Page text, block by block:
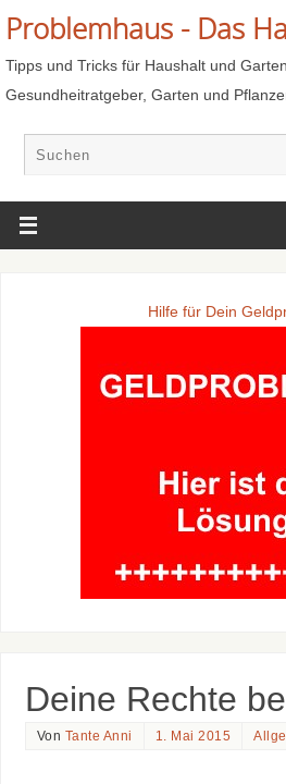
Problemhaus - Das
Tipps und Tricks für Haushalt und
Gesundheitratgeber, Garten und
Hilfe für Dein
Deine Rechte
Von Tante Anni 1. Mai 2015